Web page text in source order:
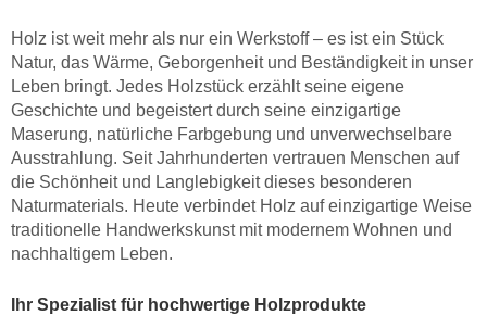
Holz ist weit mehr als nur ein Werkstoff – es ist ein Stück
Natur, das Wärme, Geborgenheit und Beständigkeit in unser
Leben bringt. Jedes Holzstück erzählt seine eigene
Geschichte und begeistert durch seine einzigartige
Maserung, natürliche Farbgebung und unverwechselbare
Ausstrahlung. Seit Jahrhunderten vertrauen Menschen auf
die Schönheit und Langlebigkeit dieses besonderen
Naturmaterials. Heute verbindet Holz auf einzigartige Weise
traditionelle Handwerkskunst mit modernem Wohnen und
nachhaltigem Leben.
Ihr Spezialist für hochwertige Holzprodukte